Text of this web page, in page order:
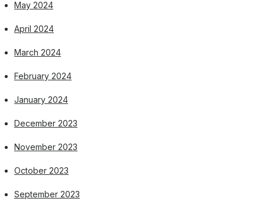
May 2024
April 2024
March 2024
February 2024
January 2024
December 2023
November 2023
October 2023
September 2023